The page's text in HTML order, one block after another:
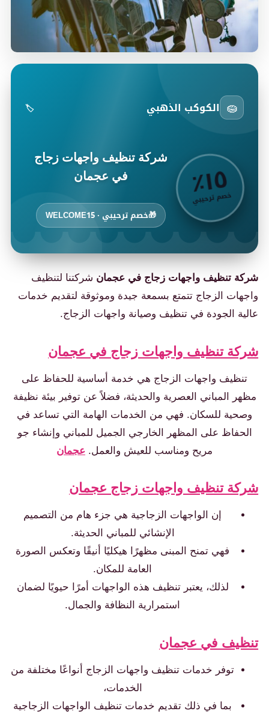
الكوكب الذهبي
١٥
٪
خصم ترحيبي
شركة تنظيف واجهات زجاج
في عجمان
خصم ترحيبي · WELCOME15
تنظيف واجهات زجاج في عجمانشركتنا لتنظيف
الزجاج تتمتع بسمعة جيدة وموثوقة لتقديم خدمات
الجودة في تنظيف وصيانة واجهات الزجاج.
تنظيف واجهات زجاج في عجمان
واجهات الزجاج هي خدمة أساسية للحفاظ على
المباني العصرية والحديثة، فضلاً عن توفير بيئة نظيفة
للسكان. فهي من الخدمات الهامة التي تساعد في
على المظهر الخارجي الجميل للمباني وإنشاء جو
مريح ومناسب للعيش والعمل.عجمان
تنظيف واجهات زجاج عجمان
إن الواجهات الزجاجية هي جزء هام من التصميم
الإنشائي للمباني الحديثة.
فهي تمنح المبنى مظهرًا هيكليًا أنيقًا وتعكس الصورة
العامة للمكان.
لذلك، يعتبر تنظيف هذه الواجهات أمرًا حيويًا لضمان
استمرارية النظافة والجمال.
في عجمان
توفر خدمات تنظيف واجهات الزجاج أنواعًا مختلفة من
الخدمات،
بما في ذلك تقديم خدمات تنظيف الواجهات الزجاجية